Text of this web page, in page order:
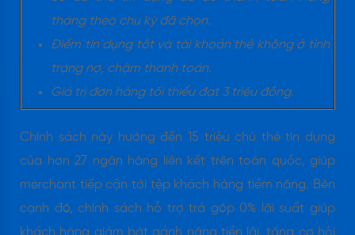
tháng theo chu kỳ đã chọn.
Điểm tín dụng tốt và tài khoản thẻ không ở tình
trạng nợ, chậm thanh toán.
Giá trị đơn hàng tối thiểu đạt 3 triệu đồng.
Chính sách này hướng đến 15 triệu chủ thẻ tín dụng
của hơn 27 ngân hàng liên kết trên toàn quốc, giúp
merchant tiếp cận tới tệp khách hàng tiềm năng. Bên
cạnh đó, chính sách hỗ trợ trả góp 0% lãi suất giúp